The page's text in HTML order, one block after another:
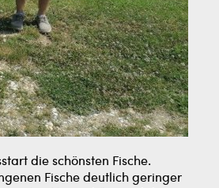
die schönsten Fische.
Fische deutlich geringer